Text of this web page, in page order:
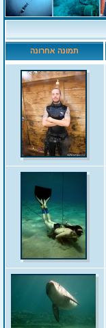
תמונה אחרונה